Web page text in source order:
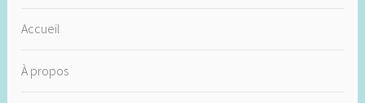
Accueil
À propos